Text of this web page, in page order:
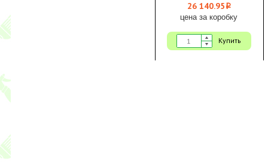
26 140.95 i
цена за коробку
Купить